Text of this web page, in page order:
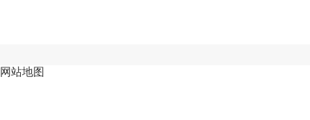
网站地图